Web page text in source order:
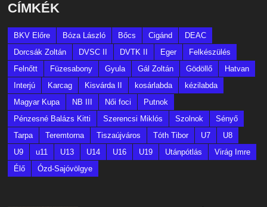
CÍMKÉK
BKV Előre Bóza László Bőcs Cigánd
DEAC
Dorcsák Zoltán
DVSC II DVTK II Eger
Felkészülés
Felnőtt
Füzesabony Gyula Gál Zoltán Gödöllő
Hatvan
Interjú
Karcag Kisvárda II kosárlabda
kézilabda
Magyar Kupa
NB III Női foci
Putnok
Pénzesné Balázs Kitti
Szerencsi Miklós Szolnok
Sényő
Tarpa
Teremtorna Tiszaújváros Tóth Tibor U7
U8
U9
u11 U13 U14 U16 U19 Utánpótlás
Virág Imre
Élő
Ózd-Sajóvölgye